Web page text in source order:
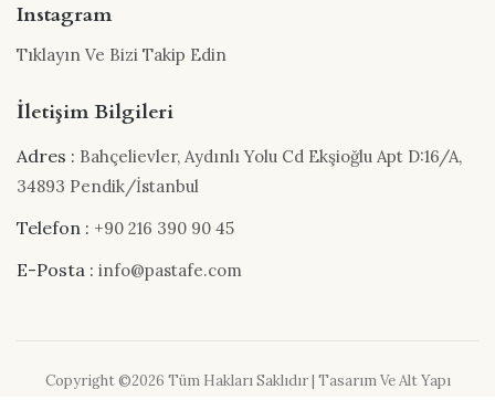
Instagram
Tıklayın Ve Bizi Takip Edin
İletişim Bilgileri
Adres : Bahçelievler, Aydınlı Yolu Cd Ekşioğlu Apt D:16/A,
34893 Pendik/İstanbul
Telefon : +90 216 390 90 45
E-Posta : info@pastafe.com
Copyright ©2026 Tüm Hakları Saklıdır | Tasarım Ve Alt Yapı